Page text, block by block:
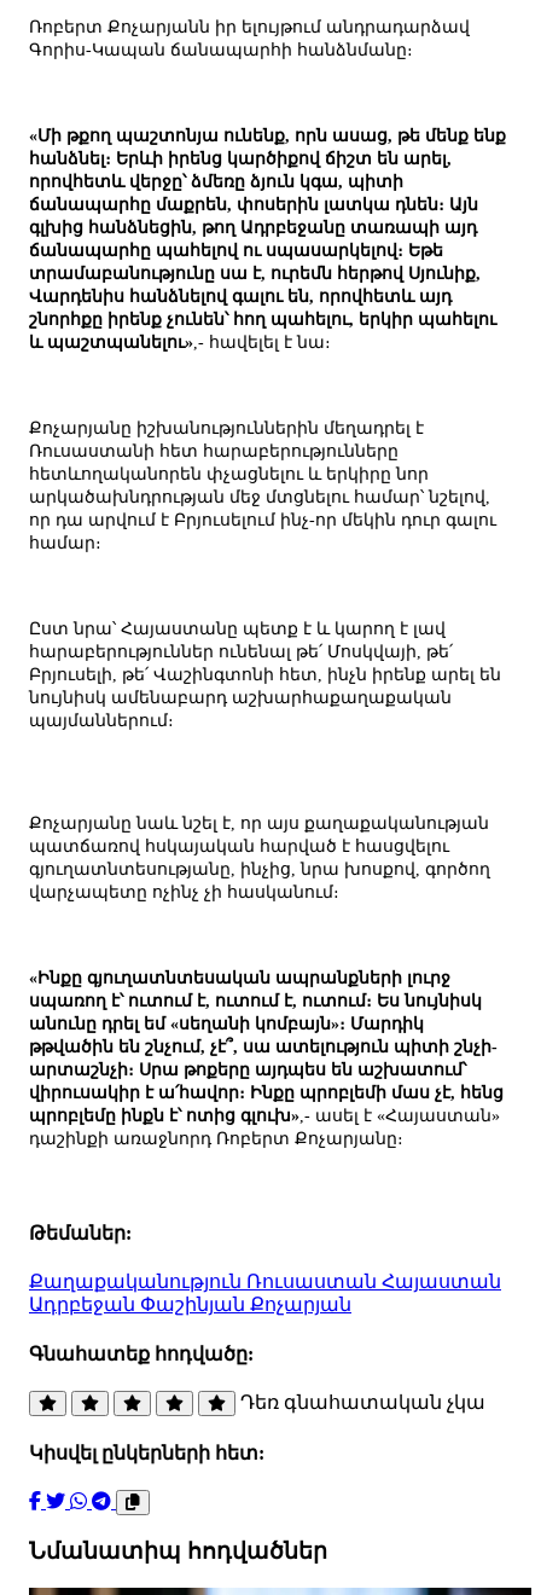
Ռոբերտ Քոչարյանն իր ելույթում անդրադարձավ
Գորիս-Կապան ճանապարհի հանձնմանը։
«Մի թքող պաշտոնյա ունենք, որն ասաց, թե մենք ենք
հանձնել։ Երևի իրենց կարծիքով ճիշտ են արել,
որովհետև վերջը՝ ձմեռը ձյուն կգա, պիտի
ճանապարհը մաքրեն, փոսերին լատկա դնեն։ Այն
գլխից հանձնեցին, թող Ադրբեջանը տառապի այդ
ճանապարհը պահելով ու սպասարկելով։ Եթե
տրամաբանությունը սա է, ուրեմն հերթով Սյունիք,
Վարդենիս հանձնելով գալու են, որովհետև այդ
շնորհքը իրենք չունեն՝ հող պահելու, երկիր պահելու
և պաշտպանելու» ,- հավելել է նա։
Քոչարյանը իշխանություններին մեղադրել է
Ռուսաստանի հետ հարաբերությունները
հետևողականորեն փչացնելու և երկիրը նոր
արկածախնդրության մեջ մտցնելու համար՝ նշելով,
որ դա արվում է Բրյուսելում ինչ-որ մեկին դուր գալու
համար։
Ըստ նրա՝ Հայաստանը պետք է և կարող է լավ
հարաբերություններ ունենալ թե՛ Մոսկվայի, թե՛
Բրյուսելի, թե՛ Վաշինգտոնի հետ, ինչն իրենք արել են
նույնիսկ ամենաբարդ աշխարհաքաղաքական
պայմաններում։
Քոչարյանը նաև նշել է, որ այս քաղաքականության
պատճառով հսկայական հարված է հասցվելու
գյուղատնտեսությանը, ինչից, նրա խոսքով, գործող
վարչապետը ոչինչ չի հասկանում։
«Ինքը գյուղատնտեսական ապրանքների լուրջ
սպառող է՝ ուտում է, ուտում է, ուտում։ Ես նույնիսկ
անունը դրել եմ «սեղանի կոմբայն»։ Մարդիկ
թթվածին են շնչում, չէ՞, սա ատելություն պիտի շնչի-
արտաշնչի։ Սրա թոքերը այդպես են աշխատում՝
վիրուսակիր է ա՛հավոր։ Ինքը պրոբլեմի մաս չէ, հենց
պրոբլեմը ինքն է՝ ոտից գլուխ» ,- ասել է «Հայաստան»
դաշինքի առաջնորդ Ռոբերտ Քոչարյանը։
Թեմաներ:
Քաղաքականություն Ռուսաստան Հայաստան
Ադրբեջան Փաշինյան Քոչարյան
Գնահատեք հոդվածը:
Դեռ գնահատական չկա
Կիսվել ընկերների հետ:
Նմանատիպ հոդվածներ